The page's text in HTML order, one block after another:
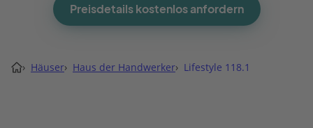
Preisdetails kostenlos anfordern
› Häuser› Haus der Handwerker› Lifestyle 118.1